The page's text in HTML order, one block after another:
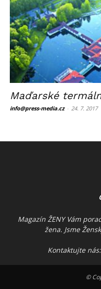
Maďarské
info@press-media.cz 24. 7. 2017
Magazín ŽENY Vám
žena. Jsme
Kontaktujte nás:
©